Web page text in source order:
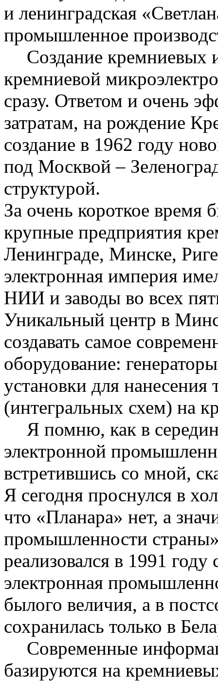
и ленинградская
промышленное
Создание кремниевых
кремниевой
сразу. Ответом и очень
затратам, на рождение
создание в 1962 году
под Москвой –
структурой.
За очень короткое время
крупные предприятия
Ленинграде, Минске,
электронная империя
НИИ и заводы во всех
Уникальный центр в
создавать самое
оборудование:
установки для
(интегральных схем) на
Я помню, как в
электронной
встретившись со мной,
Я сегодня проснулся в
что «Планара» нет, а
промышленности
реализовался в 1991
электронная
былого величия, а в
сохранилась только в
Современные
базируются на